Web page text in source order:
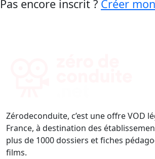
Pas encore inscrit ? Créer
Zérodeconduite, c’est une offre VOD
France, à destination des
plus de 1000 dossiers et fiches
films.